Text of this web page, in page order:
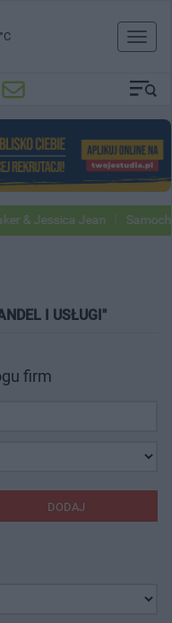
Toggle
& Jessica Jean
I USŁUGI"
firm
DODAJ